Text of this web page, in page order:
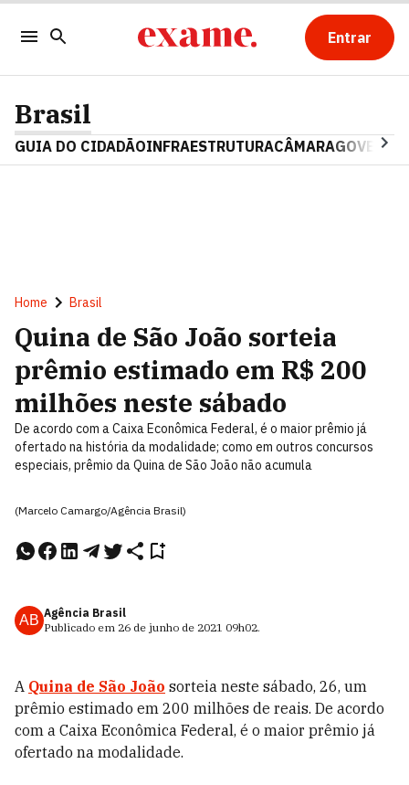
Entrar
Brasil
GUIA DO CIDADÃOINFRAESTRUTURACÂMARAGOVERNO
Home Brasil
Quina de São João sorteia
prêmio estimado em R$ 200
milhões neste sábado
De acordo com a Caixa Econômica Federal, é o maior prêmio já
ofertado na história da modalidade; como em outros concursos
especiais, prêmio da Quina de São João não acumula
(Marcelo Camargo/Agência Brasil)
AB Agência Brasil
Publicado em 26 de junho de 2021 09h02.
A Quina de São João sorteia neste sábado, 26, um
prêmio estimado em 200 milhões de reais. De acordo
com a Caixa Econômica Federal, é o maior prêmio já
ofertado na modalidade.